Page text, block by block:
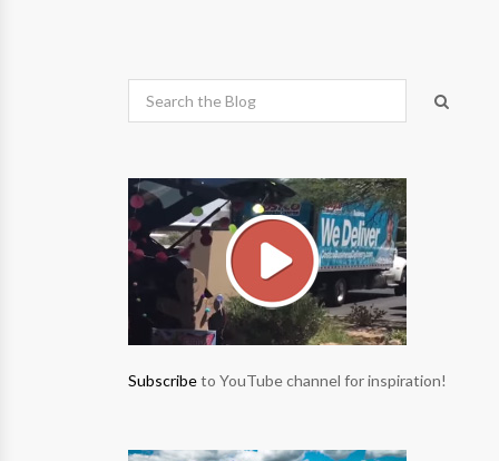
Subscribeto YouTube channel for inspiration!